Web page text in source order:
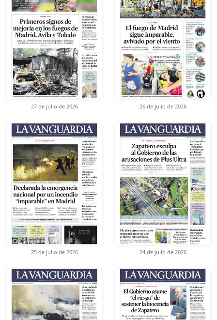
27 de julio de 2026 26 de julio de 2026
25 de julio de 2026 24 de julio de 2026